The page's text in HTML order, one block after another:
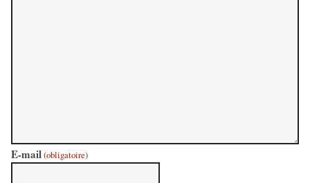
E-mail(obligatoire)